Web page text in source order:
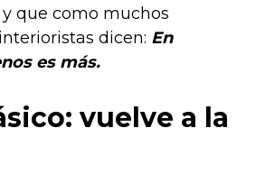
que como muchos
dicen: En
es más.
vuelve a la